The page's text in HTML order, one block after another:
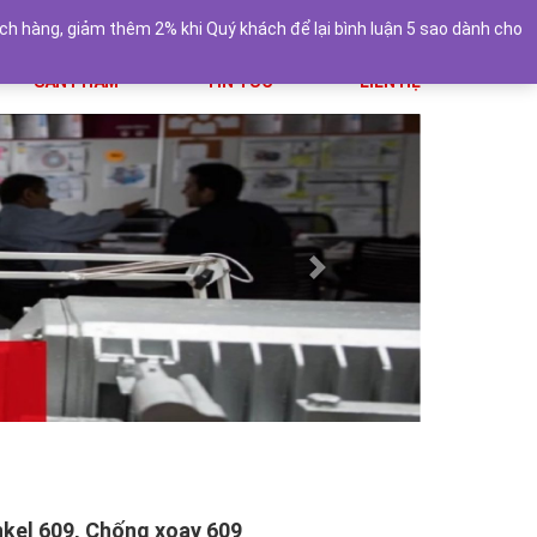
hongthienphat@gmail.com 0938454791
SẢN PHẨM TIN TỨC LIÊN HỆ
Next
609, Chống xoay 609
hàng, giảm thêm 2% khi Quý khách để lại bình luận 5 sao dành cho